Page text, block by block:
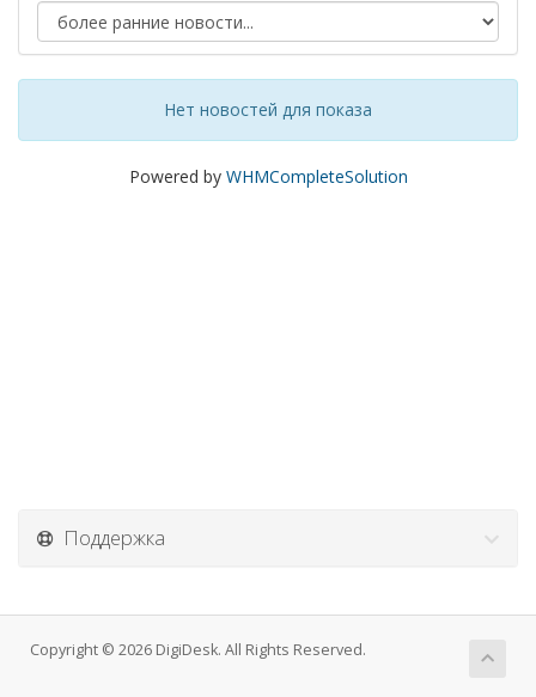
Нет новостей для показа
Powered by WHMCompleteSolution
Поддержка
Copyright © 2026 DigiDesk. All Rights Reserved.